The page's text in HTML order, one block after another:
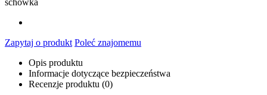
Zapytaj o produkt Poleć znajomemu
Opis produktu
Informacje dotyczące bezpieczeństwa
Recenzje produktu (0)